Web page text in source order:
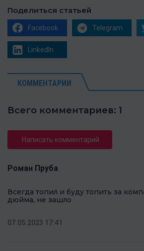
Поделиться статьей
Facebook Telegram
LinkedIn
КОММЕНТАРИИ
Всего комментариев: 1
Написать комментарий
Роман Пруба
Всегда топил и буду топить за
дюйма, не зашло
07.05.2023 17:41